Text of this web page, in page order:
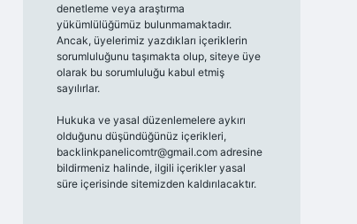
denetleme veya araştırma
yükümlülüğümüz bulunmamaktadır.
Ancak, üyelerimiz yazdıkları içeriklerin
sorumluluğunu taşımakta olup, siteye üye
olarak bu sorumluluğu kabul etmiş
sayılırlar.
Hukuka ve yasal düzenlemelere aykırı
olduğunu düşündüğünüz içerikleri,
backlinkpanelicomtr@gmail.comadresine
bildirmeniz halinde, ilgili içerikler yasal
süre içerisinde sitemizden kaldırılacaktır.